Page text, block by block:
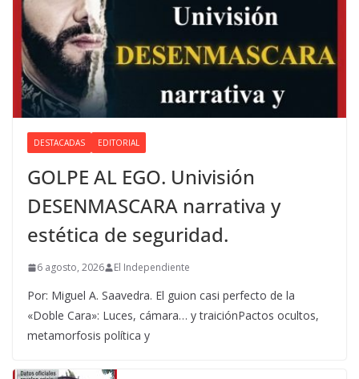
DESTACADAS EDITORIAL
GOLPE AL EGO. Univisión
DESENMASCARA narrativa y
estética de seguridad.
6 agosto, 2026 El Independiente
Por: Miguel A. Saavedra. El guion casi perfecto de la
«Doble Cara»: Luces, cámara… y traiciónPactos ocultos,
metamorfosis política y